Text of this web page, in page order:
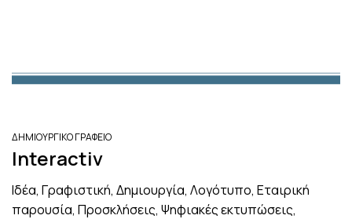
ΔΗΜΙΟΥΡΓΙΚΟ ΓΡΑΦΕΙΟ
Interactiv
Ιδέα, Γραφιστική, Δημιουργία, Λογότυπο, Εταιρική
παρουσία, Προσκλήσεις, Ψηφιακές εκτυπώσεις,